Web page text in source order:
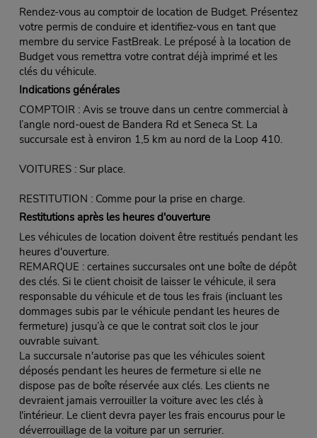
Rendez-vous au comptoir de location de Budget. Présentez
votre permis de conduire et identifiez-vous en tant que
membre du service FastBreak. Le préposé à la location de
Budget vous remettra votre contrat déjà imprimé et les
clés du véhicule.
Indications générales
COMPTOIR : Avis se trouve dans un centre commercial à
l’angle nord-ouest de Bandera Rd et Seneca St. La
succursale est à environ 1,5 km au nord de la Loop 410.
VOITURES : Sur place.
RESTITUTION : Comme pour la prise en charge.
Restitutions après les heures d'ouverture
Les véhicules de location doivent être restitués pendant les
heures d'ouverture.
REMARQUE : certaines succursales ont une boîte de dépôt
des clés. Si le client choisit de laisser le véhicule, il sera
responsable du véhicule et de tous les frais (incluant les
dommages subis par le véhicule pendant les heures de
fermeture) jusqu’à ce que le contrat soit clos le jour
ouvrable suivant.
La succursale n'autorise pas que les véhicules soient
déposés pendant les heures de fermeture si elle ne
dispose pas de boîte réservée aux clés. Les clients ne
devraient jamais verrouiller la voiture avec les clés à
l'intérieur. Le client devra payer les frais encourus pour le
déverrouillage de la voiture par un serrurier.